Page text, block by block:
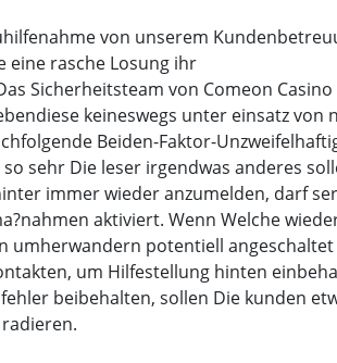
von unserem
eine rasche Losung ihr
Sicherheitsteam von Comeon
keineswegs unter einsatz von
Beiden-Faktor-
sehr Die leser irgendwas anderes
immer wieder anzumelden, darf
aktiviert. Wenn Welche
umherwandern potentiell angeschaltet
um Hilfestellung hinten
beibehalten, sollen Die kunden